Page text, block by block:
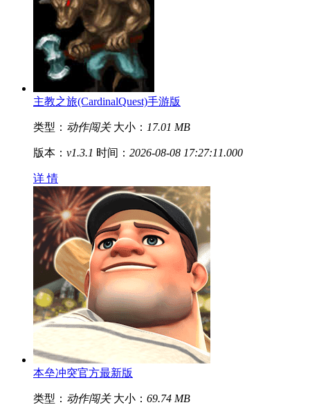
主教之旅(CardinalQuest)手游版
类型： 动作闯关 大小： 17.01 MB
版本： v1.3.1 时间： 2026-08-08 17:27:11.000
详 情
本垒冲突官方最新版
类型： 动作闯关 大小： 69.74 MB